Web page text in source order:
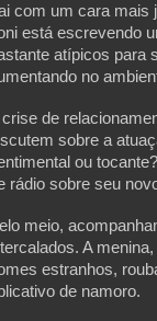
com um cara mais
está escrevendo
atípicos para
no
crise de
sobre a
ou
rádio sobre seu
meio,
A
estranhos,
de namoro.